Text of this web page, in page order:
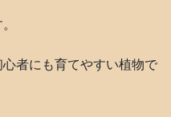
者にも育てやすい植物で